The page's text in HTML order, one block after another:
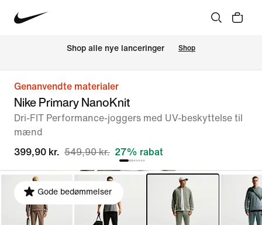
Shop alle nye lanceringer Shop
Genanvendte materialer
Nike Primary NanoKnit
Dri-FIT Performance-joggers med UV-beskyttelse til
mænd
399,90 kr. 549,90 kr. 27% rabat
Gode bedømmelser